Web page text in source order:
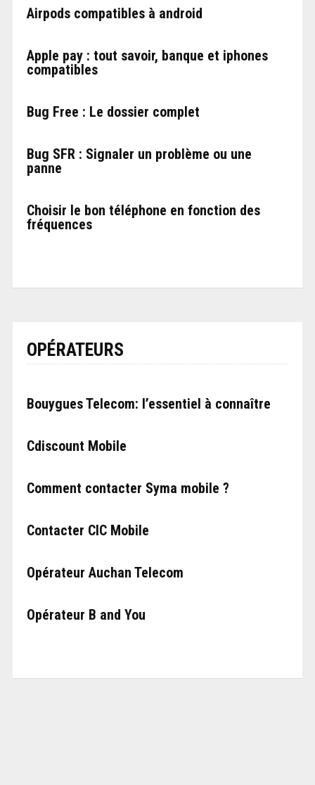
Airpods compatibles à android
Apple pay : tout savoir, banque et iphones
compatibles
Bug Free : Le dossier complet
Bug SFR : Signaler un problème ou une
panne
Choisir le bon téléphone en fonction des
fréquences
OPÉRATEURS
Bouygues Telecom: l’essentiel à connaître
Cdiscount Mobile
Comment contacter Syma mobile ?
Contacter CIC Mobile
Opérateur Auchan Telecom
Opérateur B and You